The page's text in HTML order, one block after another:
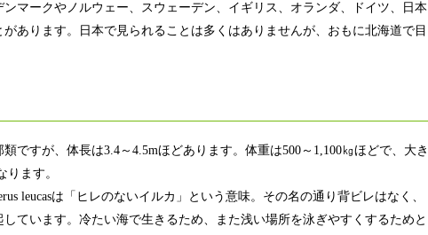
マークやノルウェー、スウェーデン、イギリス、オランダ、ドイツ、日本
あります。日本で見られることは多くはありませんが、おもに北海道で目
ですが、体長は3.4～4.5mほどあります。体重は500～1,100㎏ほどで、大き
ります。
leucasは「ヒレのないイルカ」という意味。その名の通り背ビレはなく、
ています。冷たい海で生きるため、また浅い場所を泳ぎやすくするためと